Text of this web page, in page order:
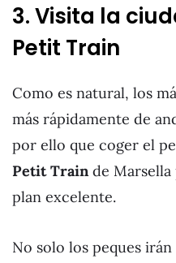
3. Visita la
Petit Train
Como es natural, los
más rápidamente de
por ello que coger el
Petit Trainde Marsella
plan excelente.
No solo los peques